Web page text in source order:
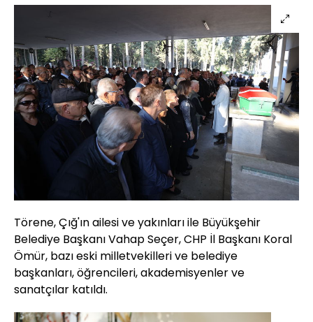
Törene, Çığ'ın ailesi ve yakınları ile Büyükşehir
Belediye Başkanı Vahap Seçer, CHP İl Başkanı Koral
Ömür, bazı eski milletvekilleri ve belediye
başkanları, öğrencileri, akademisyenler ve
sanatçılar katıldı.